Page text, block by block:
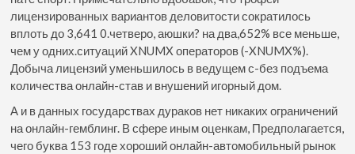
лицензированных вариантов деловитости сократилось
вплоть до 3,641 0.четверо, аюшки? на два,652% все меньше,
чем у одних.ситуаций XNUMX операторов (-XNUMX%).
Добыча лицензий уменьшилось в ведущем с-без подъема
количества онлайн-став и внушений игорный дом.
А и в данных государствах дураков нет никаких ограничений
на онлайн-гемблинг. В сфере иным оценкам, Предполагается,
чего буква 153 годе хороший онлайн-автомобильный рынок